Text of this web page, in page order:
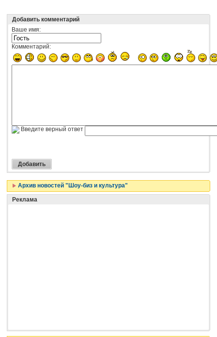
Добавить комментарий
Ваше имя:
Комментарий:
Введите верный ответ
Архив новостей "Шоу-биз и культура"
Реклама